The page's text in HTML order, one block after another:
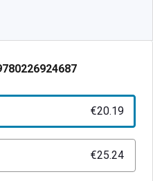
€20.19
€25.24